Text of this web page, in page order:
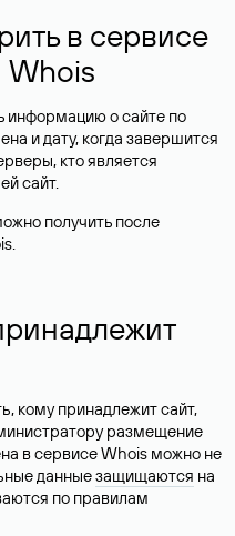
в сервисе
Whois
информацию о сайте по
и дату, когда завершится
кто является
сайт.
получить после
кому принадлежит сайт,
размещение
в сервисе Whois можно не
данныезащищаются на
по правилам